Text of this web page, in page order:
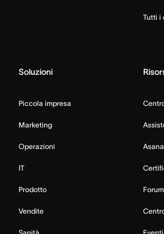
Tutti i
Soluzioni
Piccola impresa
Marketing
Operazioni
IT
Prodotto
Vendite
Forum